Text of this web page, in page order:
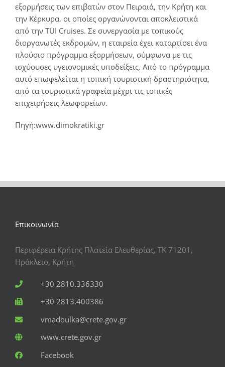
εξορμήσεις των επιβατών στον Πειραιά, την Κρήτη και
την Κέρκυρα, οι οποίες οργανώνονται αποκλειστικά
από την TUI Cruises. Σε συνεργασία με τοπικούς
διοργανωτές εκδρομών, η εταιρεία έχει καταρτίσει ένα
πλούσιο πρόγραμμα εξορμήσεων, σύμφωνα με τις
ισχύουσες υγειονομικές υποδείξεις. Από το πρόγραμμα
αυτό επωφελείται η τοπική τουριστική δραστηριότητα,
από τα τουριστικά γραφεία μέχρι τις τοπικές
επιχειρήσεις λεωφορείων.
Πηγή:www.dimokratiki.gr
Επικοινωνία
Περιφέρεια Κρήτης Πλατεία Ελευθερίας, ΤΚ 71201,
Ηράκλειο, Κρήτη
+30 2810.336330
+30 2813.400386
vmadoulka@crete.gov.gr
www.crete.gov.gr
Facebook